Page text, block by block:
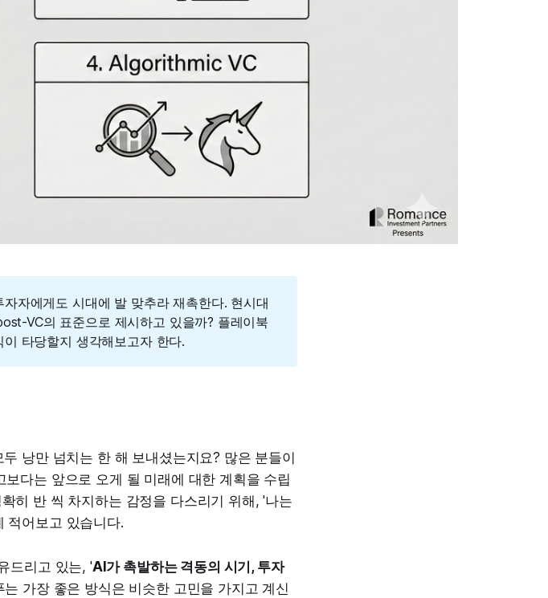
자에게도 시대에 발 맞추라 재촉한다. 현시대
VC의 표준으로 제시하고 있을까? 플레이북
타당할지 생각해보고자 한다.
낭만 넘치는 한 해 보내셨는지요? 많은 분들이
다는 앞으로 오게 될 미래에 대한 계획을 수립
히 반 씩 차지하는 감정을 다스리기 위해, '나는
적어보고 있습니다.
드리고 있는, 'AI가 촉발하는 격동의 시기, 투자
는 가장 좋은 방식은 비슷한 고민을 가지고 계신